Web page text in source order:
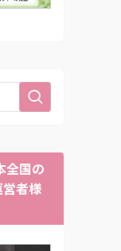
全国の
者様